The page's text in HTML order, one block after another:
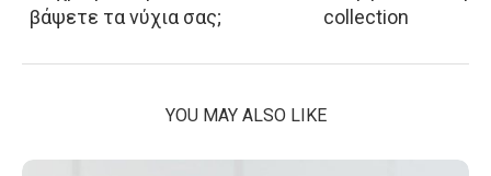
βάψετε τα νύχια σας;
collection
YOU MAY ALSO LIKE